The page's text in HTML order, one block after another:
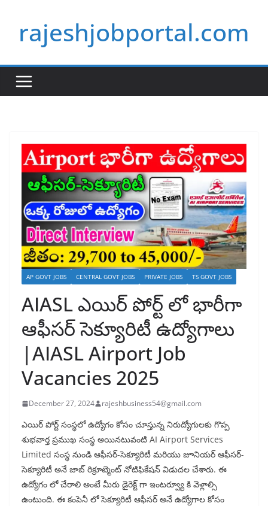
contentrajeshjobportal.com
AP GOVT JOBS CENTRAL GOVT JOBS PRIVATE JOBS TS GOVT JOBS
AIASL ఎయిర్ పోర్ట్ లో భారీగా
ఆఫీసర్ సెక్యూరిటీ ఉద్యోగాలు
|AIASL Airport Job
Vacancies 2025
December 27, 2024 rajeshbusiness54@gmail.com
ఎయిర్ పోర్ట్ సంస్థలో ఉద్యోగం కోసం చూస్తున్న నిరుద్యోగులకు గొప్ప
శుభవార్త ప్రముఖ సంస్థ అయినటువంటి AI Airport Services
Limited సంస్థ నుండి ఆఫీసర్-సెక్యూరిటీ మరియు జూనియర్ ఆఫీసర్-
సెక్యూరిటీ అనే జాబ్ రిక్రూట్మెంట్ నోటిఫికేషన్ విడుదల చేశారు. ఈ
ఉద్యోగం లో చేరాలి అంటే మీరు డైరెక్ట్ గా ఇంటర్వ్యూ కి వెళ్లాల్సి
ఉంటుంది. ఈ కంపెనీ లో సెక్యూరిటీ ఆఫీసర్ అనే ఉద్యోగాల కోసం